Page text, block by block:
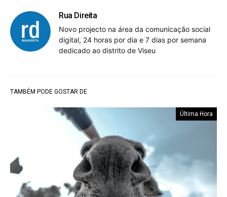
Rua Direita
Novo projecto na área da comunicação social
digital, 24 horas por dia e 7 dias por semana
dedicado ao distrito de Viseu
TAMBÉM PODE GOSTAR DE
Última Hora